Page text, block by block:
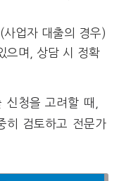
업자 대출의 경우)
으며, 상담 시 정확
청을 고려할 때,
히 검토하고 전문가